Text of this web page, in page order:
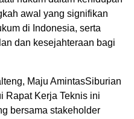
awal yang signifikan
di Indonesia, serta
dan kesejahteraan bagi
Maju AmintasSiburian
Rapat Kerja Teknis ini
bersama stakeholder